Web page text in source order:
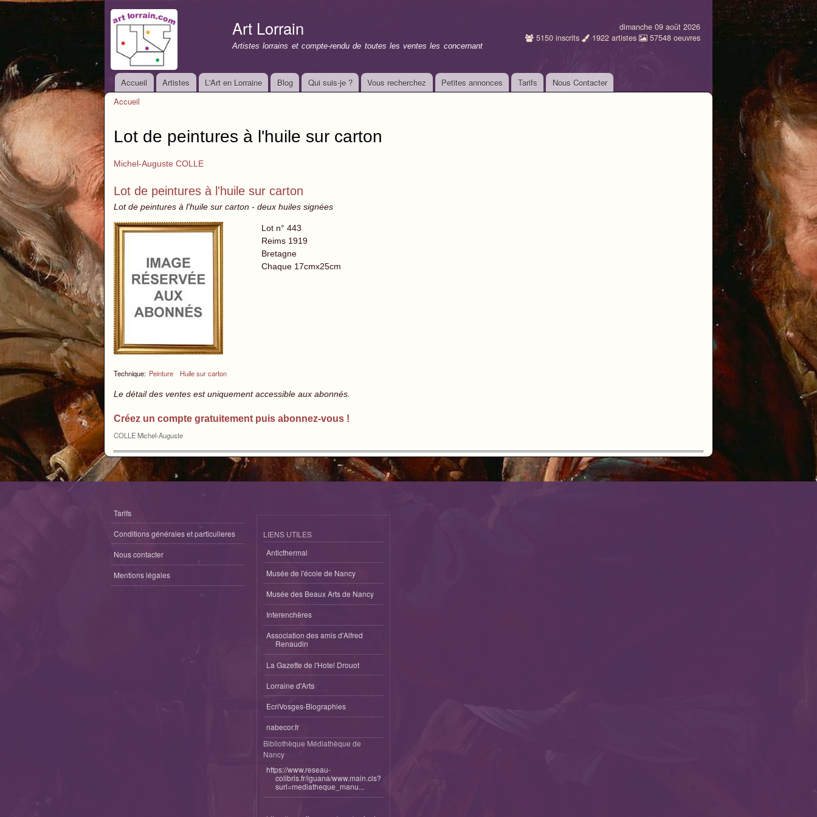
Art Lorrain
Artistes lorrains et compte-rendu de toutes les ventes les concernant
dimanche 09 août 2026
5150 inscrits 1922 artistes 57548 oeuvres
Menu principal
Accueil Artistes L'Art en Lorraine Blog Qui suis-je ? Vous recherchez Petites annonces Tarifs Nous Contacter
Accueil
Lot de peintures à l'huile sur carton
Michel-Auguste COLLE
Lot de peintures à l'huile sur carton
Lot de peintures à l'huile sur carton - deux huiles signées
Technique: Peinture Huile sur carton
Lot n° 443
Reims 1919
Bretagne
Chaque 17cmx25cm
Le détail des ventes est uniquement accessible aux abonnés.
Créez un compte gratuitement puis abonnez-vous !
COLLE Michel-Auguste
Tarifs
Conditions générales et particulieres
Nous contacter
Mentions légales
LIENS UTILES
Anticthermal
Musée de l'école de Nancy
Musée des Beaux Arts de Nancy
Interenchères
Association des amis d'Alfred
Renaudin
La Gazette de l'Hotel Drouot
Lorraine d'Arts
EcriVosges-Biographies
nabecor.fr
Bibliothèque Médiathèque de
Nancy
https://www.reseau-
colibris.fr/iguana/www.main.cls?
surl=mediatheque_manu...